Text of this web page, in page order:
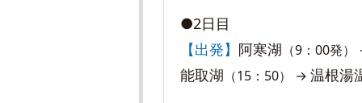
●2日目
【出発】 阿寒湖 （9：00発
能取湖 （15：50） → 温根湯